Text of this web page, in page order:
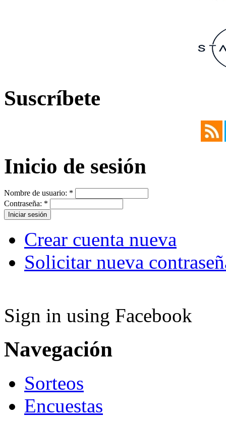
Suscríbete
Inicio de sesión
Nombre de usuario: *
Contraseña: *
Crear cuenta nueva
Solicitar nueva
Sign in using Facebook
Navegación
Sorteos
Encuestas